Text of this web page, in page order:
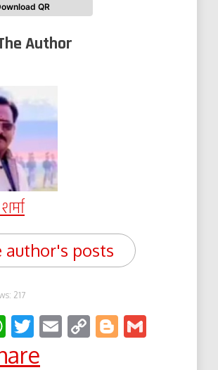
QR
Author
author's posts
217
WhatsApp
Twitter
EmailCopyBlogger